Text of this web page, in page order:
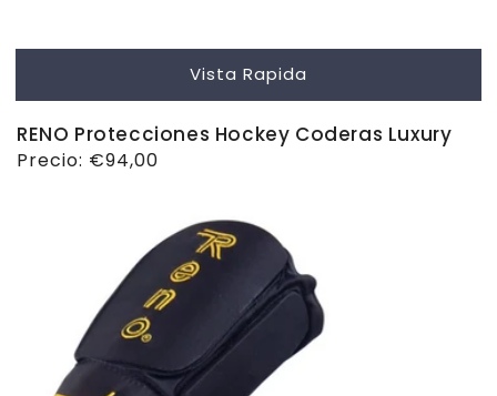
Vista Rapida
RENO Protecciones Hockey Coderas Luxury
Precio
Precio: €94,00